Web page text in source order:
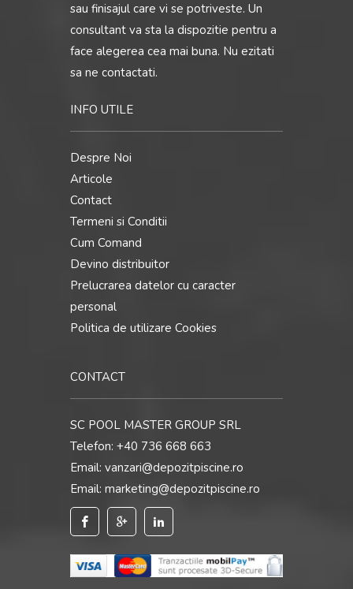
sau finisajul care vi se potriveste. Un
consultant va sta la dispozitie pentru a
face alegerea cea mai buna. Nu ezitati
sa ne contactati.
INFO UTILE
Despre Noi
Articole
Contact
Termeni si Conditii
Cum Comand
Devino distribuitor
Prelucrarea datelor cu caracter
personal
Politica de utilizare Cookies
CONTACT
SC POOL MASTER GROUP SRL
Telefon: +40 736 668 663
Email: vanzari@depozitpiscine.ro
Email: marketing@depozitpiscine.ro